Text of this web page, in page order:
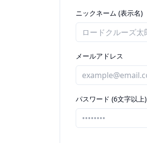
ニックネーム (表示名)
メールアドレス
パスワード (6文字以上)